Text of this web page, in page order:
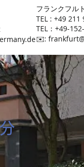
​フランクフルト
TEL : +49 211
TEL：+49-
​✉️: